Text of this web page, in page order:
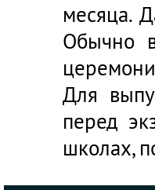
месяца.
Обычно
Для
перед
школах,